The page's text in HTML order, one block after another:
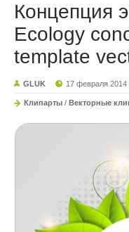
Концепция
Ecology
template
GLUK 17 февраля 2014
Клипарты / Векторные